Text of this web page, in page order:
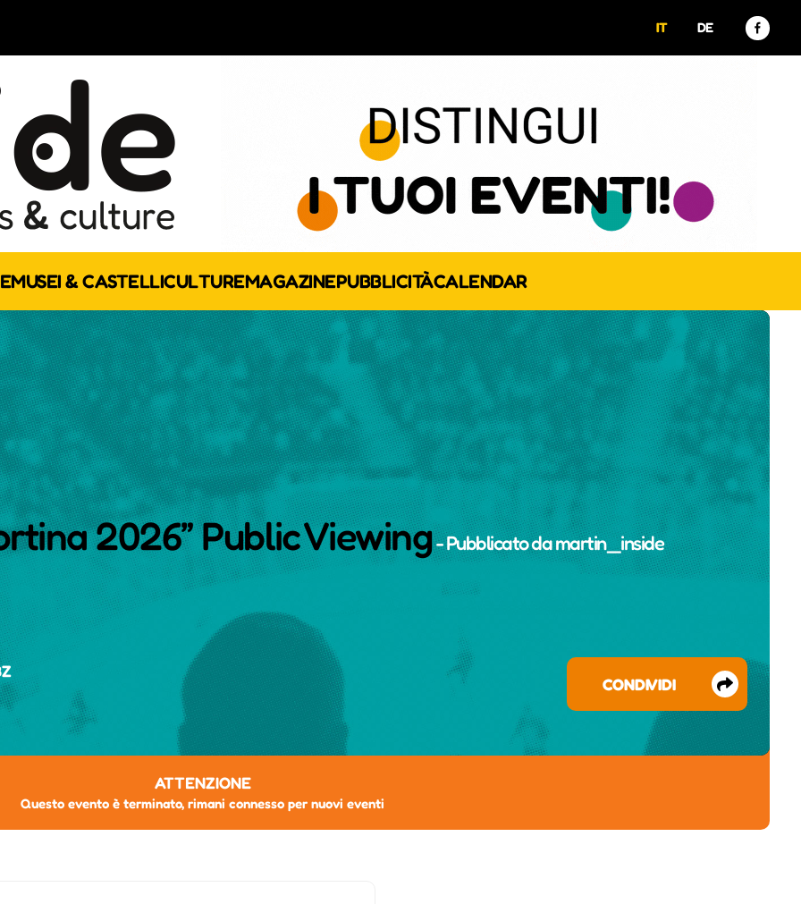
IT DE
MUSEI & CASTELLICULTUREMAGAZINEPUBBLICITÀCALENDAR
2026” Public Viewing- Pubblicato damartin_inside
CONDIVIDI
ATTENZIONE
Questo evento è terminato, rimani connesso per nuovi eventi